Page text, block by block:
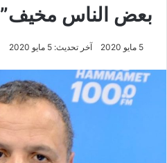
بعض الناس مخيف”
5 مايو 2020 آخر تحديث: 5 مايو 2020